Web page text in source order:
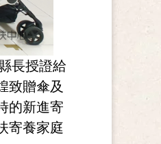
長授證給
致贈傘及
的新進寄
寄養家庭